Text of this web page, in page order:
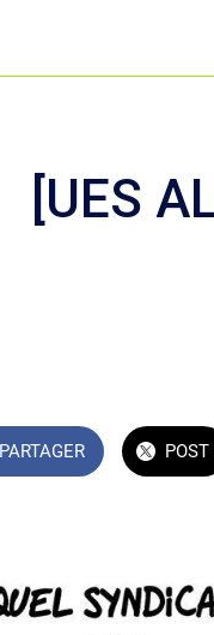
[UES
PARTAGER POST